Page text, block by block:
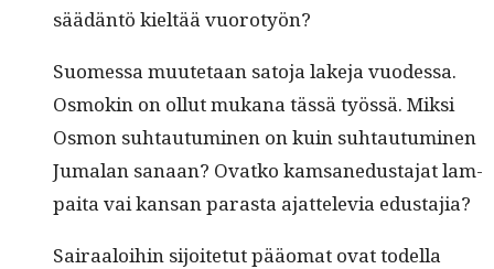
säädän­tö kieltää vuorotyön?
Suomes­sa muute­taan sato­ja lake­ja vuodessa.
Osmokin on ollut mukana tässä työssä. Mik­si
Osmon suh­tau­tu­mi­nen on kuin suh­tau­tu­mi­nen
Jumalan sanaan? Ovatko kam­sane­dus­ta­jat lam­
pai­ta vai kansan paras­ta ajat­tele­via edustajia?
Sairaaloi­hin sijoite­tut pääo­mat ovat todel­la